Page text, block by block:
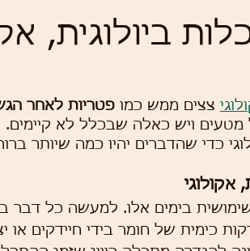
ביולוגית,
צצים ממש כמו פטריות לאחר
מטעים ויש כאלה שבכלל לא
כדי שהדברים יהיו כמה שיותר
אקולוגי
בימים אלו. למעשה כל דבר
כימית של חומר בידי חיידקים או